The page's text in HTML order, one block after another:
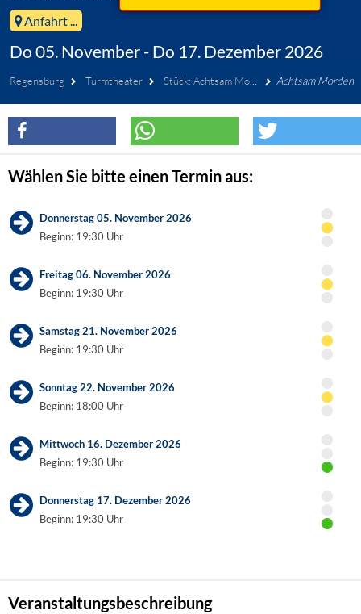
Anfahrt ...
Do 05. November - Do 17. Dezember 2026
Regensburg Turmtheater Stück: Achtsam Morden Achtsam Morden
Wählen Sie bitte einen Termin aus:
Donnerstag 05. November 2026
Beginn: 19:30 Uhr
Freitag 06. November 2026
Beginn: 19:30 Uhr
Samstag 21. November 2026
Beginn: 19:30 Uhr
Sonntag 22. November 2026
Beginn: 18:00 Uhr
Mittwoch 16. Dezember 2026
Beginn: 19:30 Uhr
Donnerstag 17. Dezember 2026
Beginn: 19:30 Uhr
Veranstaltungsbeschreibung